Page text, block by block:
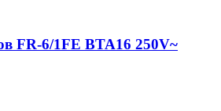
FR-6/1FE BTA16 250V~